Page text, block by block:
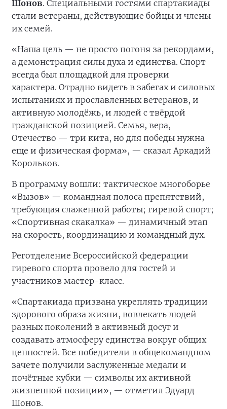
По приглашению организаторов на
мероприятие приехали Герой РФ, депутат
МосгордумыАркадий Корольков; депутат
Мосгордумы, руководитель рабочей группы
МГД по поддержке участников СВО и их семей
Максим Руднев; а также участник СВОЭдуард
Шонов. Специальными гостями спартакиады
стали ветераны, действующие бойцы и члены
«Наша цель — не просто погоня за рекордами,
а демонстрация силы духа и единства. Спорт
всегда был площадкой для проверки
характера. Отрадно видеть в забегах и силовых
активную молодёжь, и людей с твёрдой
гражданской позицией. Семья, вера,
Отечество — три кита, но для победы нужна
еще и физическая форма», — сказал Аркадий
Корольков.
В программу вошли: тактическое многоборье
«Вызов» — командная полоса препятствий,
требующая слаженной работы; гиревой спорт;
«Спортивная скакалка» — динамичный этап
на скорость, координацию и командный дух.
Реготделение Всероссийской федерации